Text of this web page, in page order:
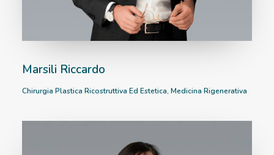
Marsili Riccardo
Chirurgia Plastica Ricostruttiva Ed Estetica, Medicina Rigenerativa